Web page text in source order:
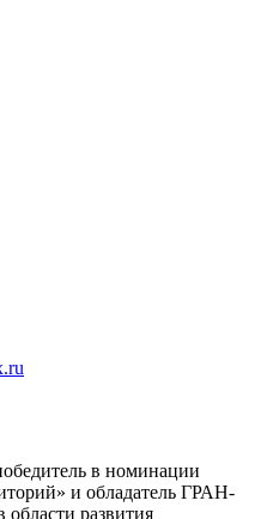
в номинации
и обладатель ГРАН-
развития